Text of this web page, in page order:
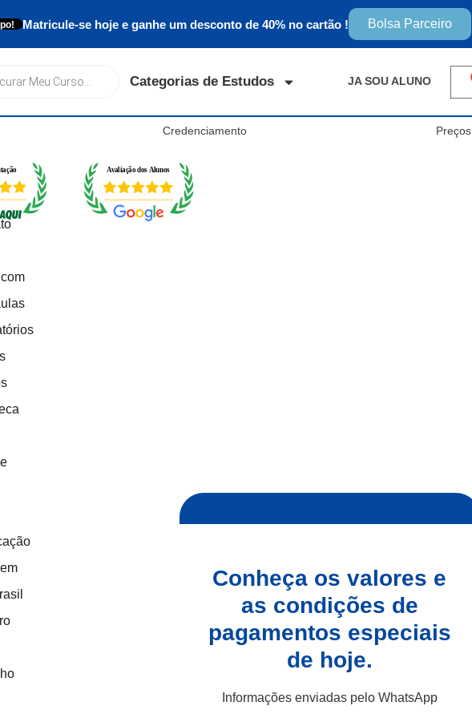
Matricule-se hoje e ganhe um desconto de 40% no cartão ! Bolsa Parceiro
Categorias de Estudos JA SOU ALUNO
Credenciamento Preços
Avaliação dos Alunos
Conheça os valores e
as condições de
pagamentos especiais
de hoje.
Informações enviadas pelo WhatsApp